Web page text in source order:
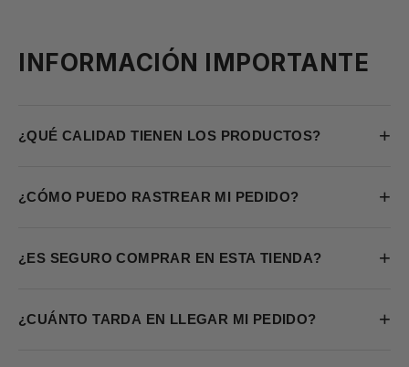
INFORMACIÓN IMPORTANTE
¿QUÉ CALIDAD TIENEN LOS PRODUCTOS? +
¿CÓMO PUEDO RASTREAR MI PEDIDO? +
¿ES SEGURO COMPRAR EN ESTA TIENDA? +
¿CUÁNTO TARDA EN LLEGAR MI PEDIDO? +